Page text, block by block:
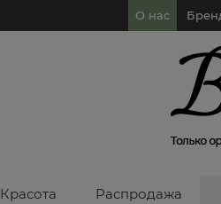
О нас
Красота Распродажа